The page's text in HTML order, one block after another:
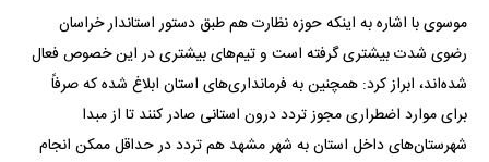
موسوی با اشاره به اینکه حوزه نظارت هم طبق دستور استاندار خراسان
رضوی شدت بیشتری گرفته است و تیم‌های بیشتری در این خصوص فعال
شده‌اند، ابراز کرد: همچنین به فرمانداری‌های استان ابلاغ شده که صرفاً
برای موارد اضطراری مجوز تردد درون استانی صادر کنند تا از مبدا
شهرستان‌های داخل استان به شهر مشهد هم تردد در حداقل ممکن انجام